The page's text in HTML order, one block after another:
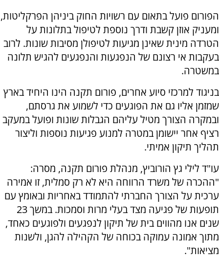
הפורום פועל בתאום עם רשויות החוק ביניהן הפרקליטות,
ומעניק אוזן קשבת ודרך נוספת לטיפול בתלונות על
הטרדה מינית שאינן מגיעות לטיפולן מסיבות שונות. לרוב
בעקבות אי רצונם של הנפגעות והנפגעים להגיש תלונה
במשטרה.
בניגוד למרכזי סיוע אחרים, פורום תקנה הינו היחיד בארץ
שמזמן אליו גם את הפוגעים כדי לשמוע את גרסתם,
ובמקרה הצורך מטיל עליהם הגבלות שונות ופועל במעקב
רציף אחר יישומן במטרה למנוע פגיעות נוספות וליצור
תהליך תיקון אמיתי.
עו"ד לילי גץ הורוביץ, מנהלת פורום תקנה, מסרה:
"ההכרה של משרד הרווחה היא לא רק סמלית, זו אמירה
ערכית על הצורך החברתי להתמודד באחריות ובאומץ עם
תופעות של פגיעה מצד בעלי מרות וסמכות. במשך 23
שנים אנו מהווים בית של תיקון לנפגעים ולפוגעים כאחד,
מתוך אמונה עמוקה בכוחה של הקהילה להגן, ולשנות
מציאות".